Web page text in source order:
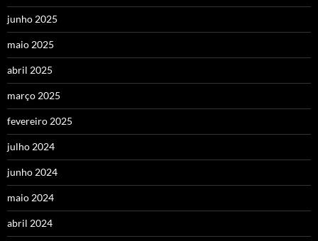
junho 2025
maio 2025
abril 2025
março 2025
fevereiro 2025
julho 2024
junho 2024
maio 2024
abril 2024